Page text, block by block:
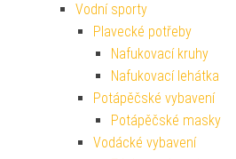
Vodní sporty
Plavecké potřeby
Nafukovací kruhy
Nafukovací lehátka
Potápěčské vybavení
Potápěčské masky
Vodácké vybavení